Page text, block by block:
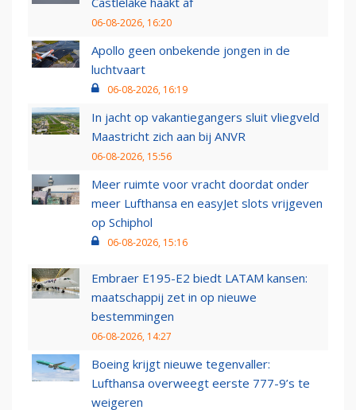
06-08-2026, 16:20
Apollo geen onbekende jongen in de
luchtvaart
06-08-2026, 16:19
In jacht op vakantiegangers sluit vliegveld
Maastricht zich aan bij ANVR
06-08-2026, 15:56
Meer ruimte voor vracht doordat onder
meer Lufthansa en easyJet slots vrijgeven
op Schiphol
06-08-2026, 15:16
Embraer E195-E2 biedt LATAM kansen:
maatschappij zet in op nieuwe
bestemmingen
06-08-2026, 14:27
Boeing krijgt nieuwe tegenvaller:
Lufthansa overweegt eerste 777-9’s te
weigeren